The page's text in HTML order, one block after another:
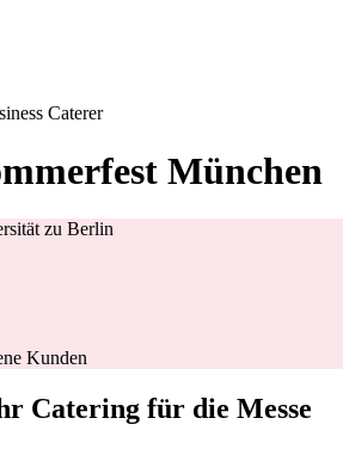
München
Catering für die Messe